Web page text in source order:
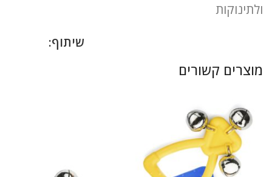
ולתינוקות
שיתוף:
מוצרים קשורים